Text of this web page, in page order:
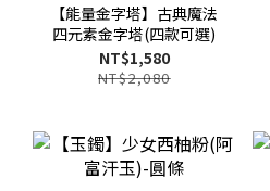
【能量金字塔】古典魔法
四元素金字塔(四款可選)
NT$1,580
NT$2,080